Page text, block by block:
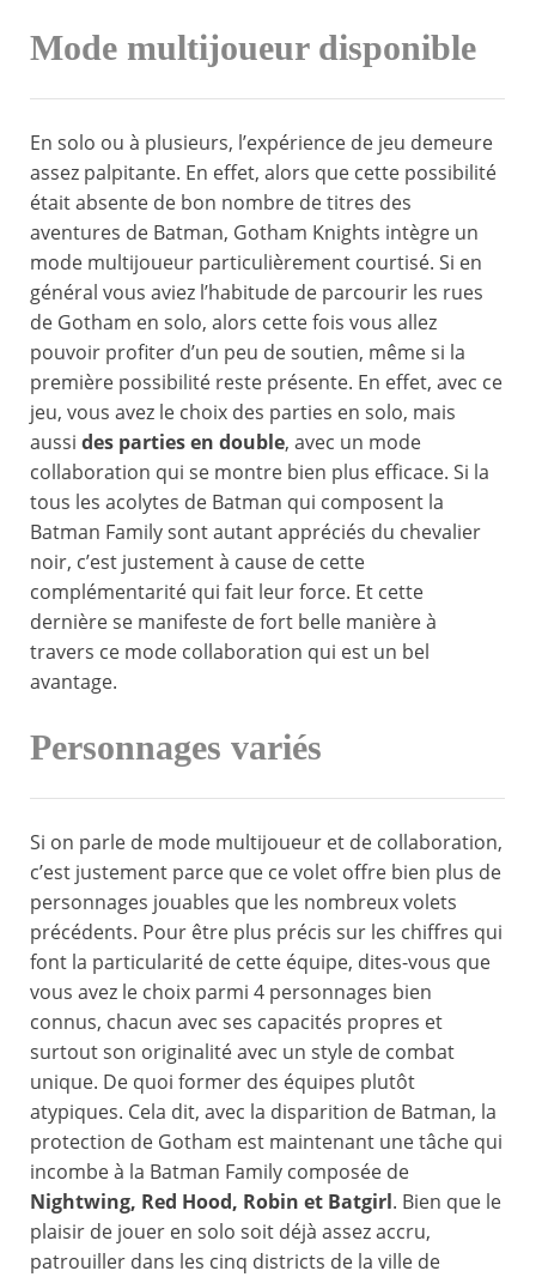
Mode multijoueur disponible
En solo ou à plusieurs, l’expérience de jeu demeure
assez palpitante. En effet, alors que cette possibilité
était absente de bon nombre de titres des
aventures de Batman, Gotham Knights intègre un
mode multijoueur particulièrement courtisé. Si en
général vous aviez l’habitude de parcourir les rues
de Gotham en solo, alors cette fois vous allez
pouvoir profiter d’un peu de soutien, même si la
première possibilité reste présente. En effet, avec ce
jeu, vous avez le choix des parties en solo, mais
aussi des parties en double, avec un mode
collaboration qui se montre bien plus efficace. Si la
tous les acolytes de Batman qui composent la
Batman Family sont autant appréciés du chevalier
noir, c’est justement à cause de cette
complémentarité qui fait leur force. Et cette
dernière se manifeste de fort belle manière à
travers ce mode collaboration qui est un bel
avantage.
Personnages variés
Si on parle de mode multijoueur et de collaboration,
c’est justement parce que ce volet offre bien plus de
personnages jouables que les nombreux volets
précédents. Pour être plus précis sur les chiffres qui
font la particularité de cette équipe, dites-vous que
vous avez le choix parmi 4 personnages bien
connus, chacun avec ses capacités propres et
surtout son originalité avec un style de combat
unique. De quoi former des équipes plutôt
atypiques. Cela dit, avec la disparition de Batman, la
protection de Gotham est maintenant une tâche qui
incombe à la Batman Family composée de
Nightwing, Red Hood, Robin et Batgirl. Bien que le
plaisir de jouer en solo soit déjà assez accru,
patrouiller dans les cinq districts de la ville de